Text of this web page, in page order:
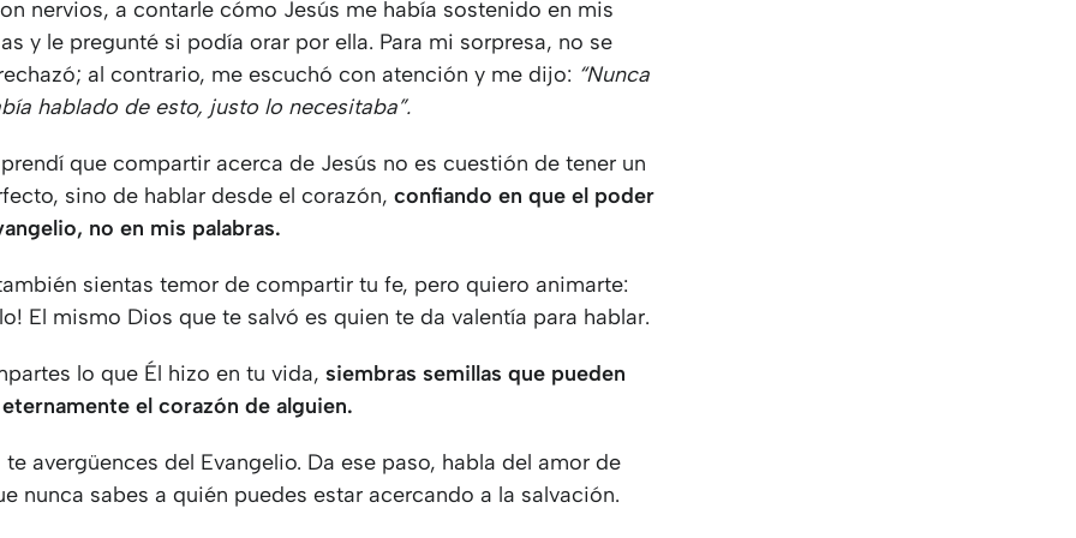
nervios, a contarle cómo Jesús me había sostenido en mis
y le pregunté si podía orar por ella. Para mi sorpresa, no se
al contrario, me escuchó con atención y me dijo: “Nunca
hablado de esto, justo lo necesitaba”.
que compartir acerca de Jesús no es cuestión de tener un
sino de hablar desde el corazón,confiando en que el poder
no en mis palabras.
sientas temor de compartir tu fe, pero quiero animarte:
El mismo Dios que te salvó es quien te da valentía para hablar.
lo que Él hizo en tu vida, siembras semillas que pueden
el corazón de alguien.
avergüences del Evangelio. Da ese paso, habla del amor de
nunca sabes a quién puedes estar acercando a la salvación.